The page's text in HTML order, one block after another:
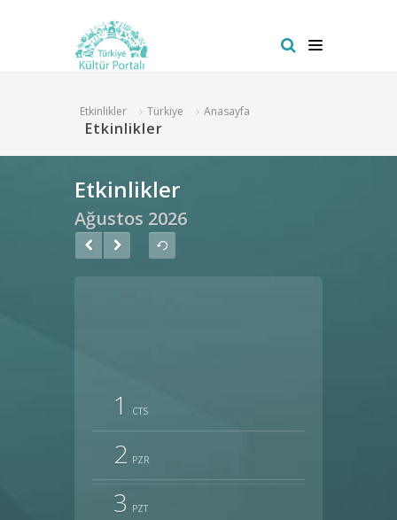
Etkinlikler Türkiye Anasayfa
Etkinlikler
Etkinlikler
Ağustos 2026
1 CTS
2 PZR
3 PZT